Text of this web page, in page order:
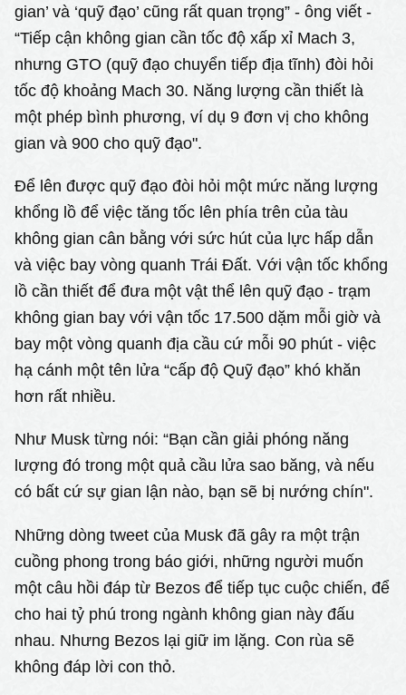
gian’ và ‘quỹ đạo’ cũng rất quan trọng” - ông viết -
“Tiếp cận không gian cần tốc độ xấp xỉ Mach 3,
nhưng GTO (quỹ đạo chuyển tiếp địa tĩnh) đòi hỏi
tốc độ khoảng Mach 30. Năng lượng cần thiết là
một phép bình phương, ví dụ 9 đơn vị cho không
gian và 900 cho quỹ đạo".
Để lên được quỹ đạo đòi hỏi một mức năng lượng
khổng lồ để việc tăng tốc lên phía trên của tàu
không gian cân bằng với sức hút của lực hấp dẫn
và việc bay vòng quanh Trái Đất. Với vận tốc khổng
lồ cần thiết để đưa một vật thể lên quỹ đạo - trạm
không gian bay với vận tốc 17.500 dặm mỗi giờ và
bay một vòng quanh địa cầu cứ mỗi 90 phút - việc
hạ cánh một tên lửa “cấp độ Quỹ đạo” khó khăn
hơn rất nhiều.
Như Musk từng nói: “Bạn cần giải phóng năng
lượng đó trong một quả cầu lửa sao băng, và nếu
có bất cứ sự gian lận nào, bạn sẽ bị nướng chín".
Những dòng tweet của Musk đã gây ra một trận
cuồng phong trong báo giới, những người muốn
một câu hồi đáp từ Bezos để tiếp tục cuộc chiến, để
cho hai tỷ phú trong ngành không gian này đấu
nhau. Nhưng Bezos lại giữ im lặng. Con rùa sẽ
không đáp lời con thỏ.